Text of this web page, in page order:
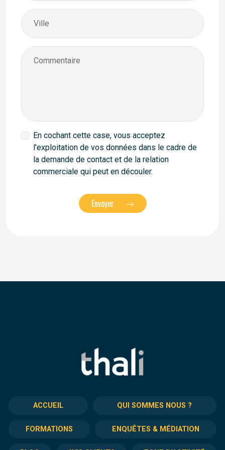
Ville
Commentaire
En cochant cette case, vous acceptez
l'exploitation de vos données dans le cadre de
la demande de contact et de la relation
commerciale qui peut en découler.
Envoyer
ACCUEIL QUI SOMMES NOUS ?
FORMATIONS ENQUÊTES & MÉDIATION